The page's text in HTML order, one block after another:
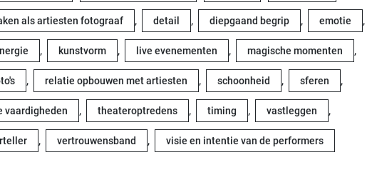
als artiesten fotograaf , detail , diepgaand begrip , emotie ,
, kunstvorm , live evenementen , magische momenten ,
, relatie opbouwen met artiesten , schoonheid , sferen ,
vaardigheden , theateroptredens , timing , vastleggen ,
, vertrouwensband , visie en intentie van de performers